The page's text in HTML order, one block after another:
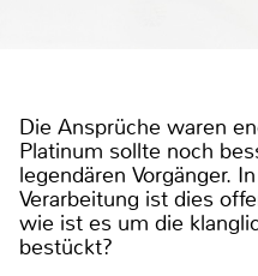
Die Ansprüche waren
Platinum sollte noch
legendären Vorgänger.
Verarbeitung ist dies
wie ist es um die
bestückt?